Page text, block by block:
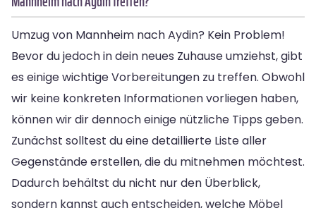
Umzug von Mannheim nach Aydin? Kein Problem!
Bevor du jedoch in dein neues Zuhause umziehst, gibt
es einige wichtige Vorbereitungen zu treffen. Obwohl
wir keine konkreten Informationen vorliegen haben,
können wir dir dennoch einige nützliche Tipps geben.
Zunächst solltest du eine detaillierte Liste aller
Gegenstände erstellen, die du mitnehmen möchtest.
Dadurch behältst du nicht nur den Überblick,
sondern kannst auch entscheiden, welche Möbel